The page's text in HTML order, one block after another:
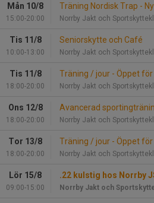
Mån 10/8
15:00-20:00
Träning Nordisk Trap -
Norrby Jakt och
Tis 11/8
10:00-13:00
Seniorskytte och Café
Norrby Jakt och
Tis 11/8
18:00-20:00
Träning / jour - Öppet för
Norrby Jakt och
Ons 12/8
18:00-20:00
Avancerad
Norrby Jakt och
Tor 13/8
18:00-20:00
Träning / jour - Öppet för
Norrby Jakt och
Lör 15/8
09:00-15:00
.22 kulstig hos Norrby
Norrby Jakt och